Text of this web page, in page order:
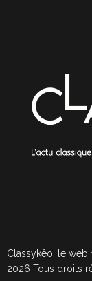
Classykêo, le
2026 Tous droits